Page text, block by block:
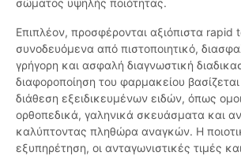
σώματος υψηλής ποιότητας.
Επιπλέον, προσφέρονται αξιόπιστα rapid
συνοδευόμενα από πιστοποιητικό,
γρήγορη και ασφαλή διαγνωστική
διαφοροποίηση του φαρμακείου
διάθεση εξειδικευμένων ειδών, όπως
ορθοπεδικά, γαληνικά σκευάσματα και
καλύπτοντας πληθώρα αναγκών. Η
εξυπηρέτηση, οι ανταγωνιστικές τιμές